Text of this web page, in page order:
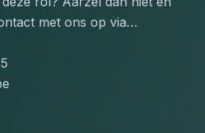
met ons op via…